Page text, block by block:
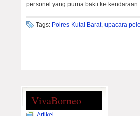
personel yang purna bakti ke
Tags: Polres Kutai Barat, upacara
VivaBorneo